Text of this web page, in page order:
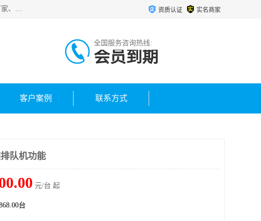
深圳市国峰智能电子科技有限公司业务涵盖范围：排队叫号机厂家、触摸一体机厂家、广告机厂家、评价器厂家、查询机厂家、自助终端机厂家；公司是一家集研发、生产、销售为一体的国民企业，设备制造商和解决方案提供商，广泛应用于银行、医院、、电力、电信、、交通、民航、保险等行业，为不同行业量身定制软硬件为一体的解决方案。 资质认证 实名商家
全国服务咨询热线:
会员到期
客户案例 联系方式
队机功能
元/台 起
台